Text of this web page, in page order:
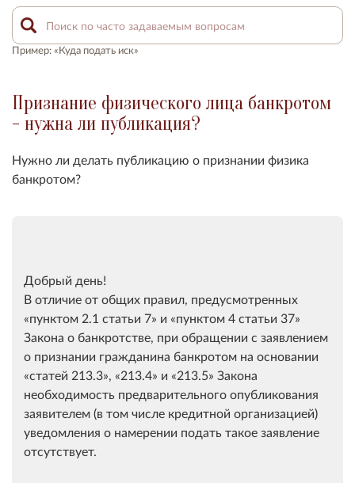
Пример: «Куда подать иск»
Признание физического лица банкротом
- нужна ли публикация?
Нужно ли делать публикацию о признании физика
банкротом?
Добрый день!
В отличие от общих правил, предусмотренных
пунктом 2.1 статьи 7
и
пунктом 4 статьи 37
Закона о банкротстве, при обращении с заявлением
о признании гражданина банкротом на основании
статей 213.3 , 213.4 и 213.5 Закона
необходимость предварительного опубликования
заявителем (в том числе кредитной организацией)
уведомления о намерении подать такое заявление
отсутствует.